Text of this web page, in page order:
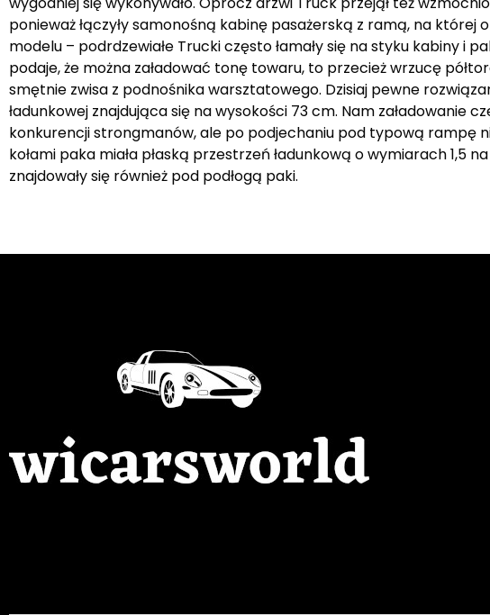
ponieważ łączyły samonośną kabinę pasażerską z ramą, na
modelu – podrdzewiałe Trucki często łamały się na styku kabiny i
podaje, że można załadować tonę towaru, to przecież wrzucę
smętnie zwisa z podnośnika warsztatowego. Dzisiaj pewne
ładunkowej znajdująca się na wysokości 73 cm. Nam
konkurencji strongmanów, ale po podjechaniu pod typową rampę
kołami paka miała płaską przestrzeń ładunkową o wymiarach 1,5
znajdowały się również pod podłogą paki.